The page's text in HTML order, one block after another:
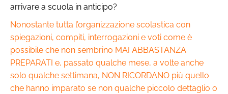
arrivare a scuola in anticipo?
Nonostante tutta l’organizzazione scolastica con
spiegazioni, compiti, interrogazioni e voti come è
possibile che non sembrino MAI ABBASTANZA
PREPARATI e, passato qualche mese, a volte anche
solo qualche settimana, NON RICORDANO più quello
che hanno imparato se non qualche piccolo dettaglio o